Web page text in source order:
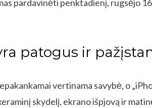
pardavinėti penktadienį, rugsėjo
patogus ir
vertinama savybė, o
skydelį, ekrano išpjovą ir